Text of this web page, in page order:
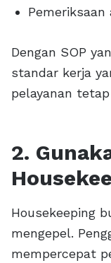
Dengan SOP
standar kerja
pelayanan
2.
Housekeeping
mengepel.
mempercepat